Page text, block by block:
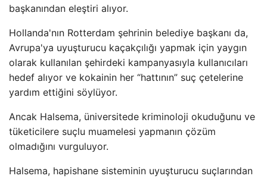
başkanından eleştiri alıyor.
Hollanda'nın Rotterdam şehrinin belediye başkanı da,
Avrupa'ya uyuşturucu kaçakçılığı yapmak için yaygın
olarak kullanılan şehirdeki kampanyasıyla kullanıcıları
hedef alıyor ve kokainin her “hattının” suç çetelerine
yardım ettiğini söylüyor.
Ancak Halsema, üniversitede kriminoloji okuduğunu ve
tüketicilere suçlu muamelesi yapmanın çözüm
olmadığını vurguluyor.
Halsema, hapishane sisteminin uyuşturucu suçlarından